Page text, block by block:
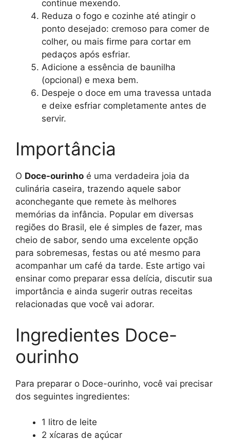
continue mexendo.
Reduza o fogo e cozinhe até atingir o
ponto desejado: cremoso para comer de
colher, ou mais firme para cortar em
pedaços após esfriar.
Adicione a essência de baunilha
(opcional) e mexa bem.
Despeje o doce em uma travessa untada
e deixe esfriar completamente antes de
servir.
Importância
O Doce-ourinho é uma verdadeira joia da
culinária caseira, trazendo aquele sabor
aconchegante que remete às melhores
memórias da infância. Popular em diversas
regiões do Brasil, ele é simples de fazer, mas
cheio de sabor, sendo uma excelente opção
para sobremesas, festas ou até mesmo para
acompanhar um café da tarde. Este artigo vai
ensinar como preparar essa delícia, discutir sua
importância e ainda sugerir outras receitas
relacionadas que você vai adorar.
Ingredientes Doce-
ourinho
Para preparar o Doce-ourinho, você vai precisar
dos seguintes ingredientes:
1 litro de leite
2 xícaras de açúcar